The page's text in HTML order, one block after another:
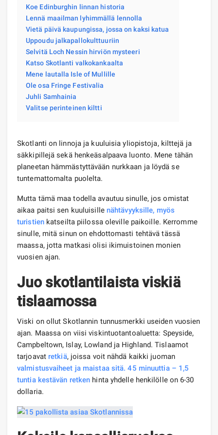
Koe Edinburghin linnan historia
Lennä maailman lyhimmällä lennolla
Vietä päivä kaupungissa, jossa on kaksi katua
Uppoudu jalkapallokulttuuriin
Selvitä Loch Nessin hirviön mysteeri
Katso Skotlanti valkokankaalta
Mene lautalla Isle of Mullille
Ole osa Fringe Festivalia
Juhli Samhainia
Valitse perinteinen kiltti
Skotlanti on linnoja ja kuuluisia yliopistoja, kilttejä ja
säkkipillejä sekä henkeäsalpaava luonto. Mene tähän
planeetan hämmästyttävään nurkkaan ja löydä se
tuntemattomalta puolelta.
Mutta tämä maa todella avautuu sinulle, jos omistat
aikaa paitsi sen kuuluisille nähtävyyksille, myös
turistienkatseilta piilossa oleville paikoille. Kerromme
sinulle, mitä sinun on ehdottomasti tehtävä tässä
maassa, jotta matkasi olisi ikimuistoinen monien
vuosien ajan.
Juo skotlantilaista viskiä
tislaamossa
Viski on ollut Skotlannin tunnusmerkki useiden vuosien
ajan. Maassa on viisi viskintuotantoaluetta: Speyside,
Campbeltown, Islay, Lowland ja Highland. Tislaamot
tarjoavat retkiä, joissa voit nähdä kaikki juoman
valmistusvaiheet ja maistaa sitä. 45 minuuttia – 1,5
tuntia kestävän retken hinta yhdelle henkilölle on 6-30
dollaria.